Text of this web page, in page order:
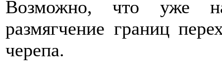
Возможно, что уже
размягчение границ
черепа.